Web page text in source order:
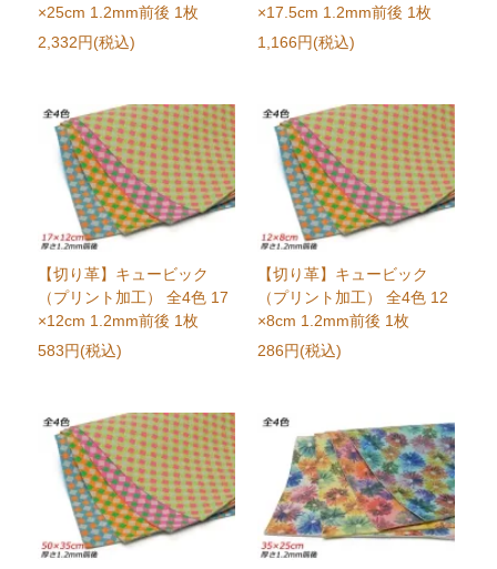
×25cm 1.2mm前後 1枚
2,332円(税込)
×17.5cm 1.2mm前後 1枚
1,166円(税込)
【切り革】キュービック
（プリント加工） 全4色 17
×12cm 1.2mm前後 1枚
583円(税込)
【切り革】キュービック
（プリント加工） 全4色 12
×8cm 1.2mm前後 1枚
286円(税込)